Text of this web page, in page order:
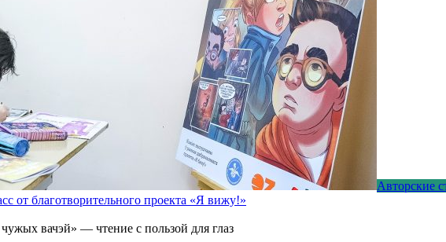
Авторские
от благотворительного проекта «Я вижу!»
вачэй» — чтение с пользой для глаз